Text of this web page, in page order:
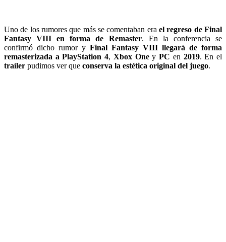
Uno de los rumores que más se comentaban era el regreso de Final
Fantasy VIII en forma de Remaster. En la conferencia se
confirmó dicho rumor y Final Fantasy VIII llegará de forma
remasterizada a PlayStation 4, Xbox OneyPC en 2019. En el
traíler pudimos ver que conserva la estética original del juego.